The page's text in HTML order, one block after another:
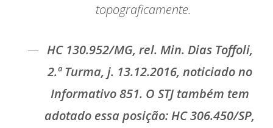
topograficamente.
HC 130.952/MG, rel. Min. Dias Toffoli,
2.ª Turma, j. 13.12.2016, noticiado no
Informativo 851. O STJ também tem
adotado essa posição: HC 306.450/SP,